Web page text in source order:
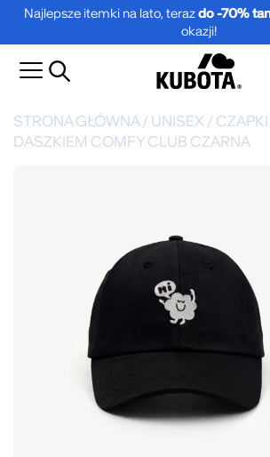
Najlepsze itemki na lato, terazdo -70%
okazji!
STRONA GŁÓWNA / UNISEX / CZAPKI
DASZKIEM COMFY CLUB CZARNA